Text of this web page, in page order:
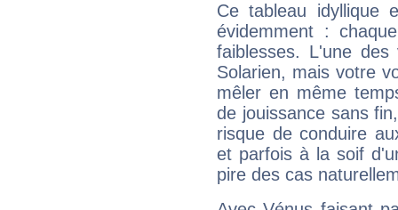
Ce tableau idyllique
évidemment :
faiblesses. L'une
Solarien, mais votre
mêler en même
de jouissance sans
risque de conduire
et parfois à la soif
pire des cas